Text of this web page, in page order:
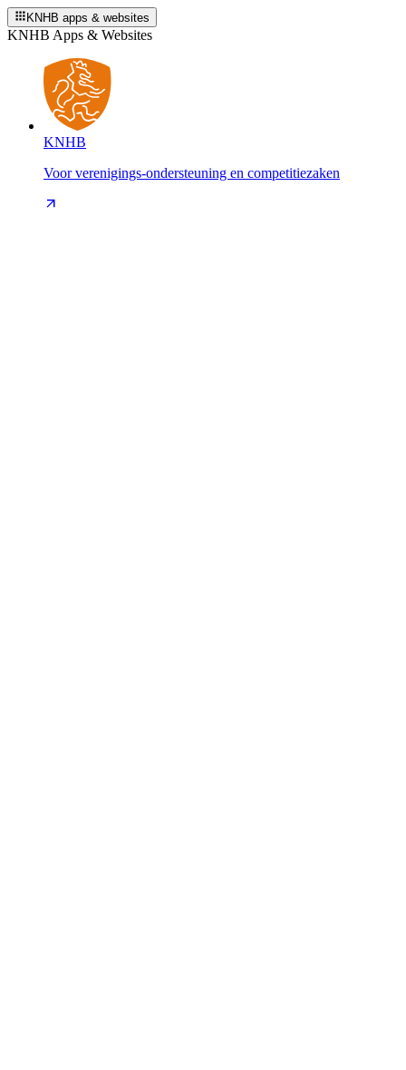
KNHB apps & websites
KNHB Apps & Websites
KNHB
Voor verenigings-ondersteuning en competitiezaken